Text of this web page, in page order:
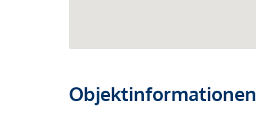
Objektinformationen